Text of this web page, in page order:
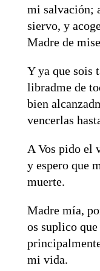
mi salvación;
siervo, y
Madre de
Y ya que sois
libradme de
bien
vencerlas
A Vos pido el
y espero que
muerte.
Madre mía,
os suplico
mi vida.